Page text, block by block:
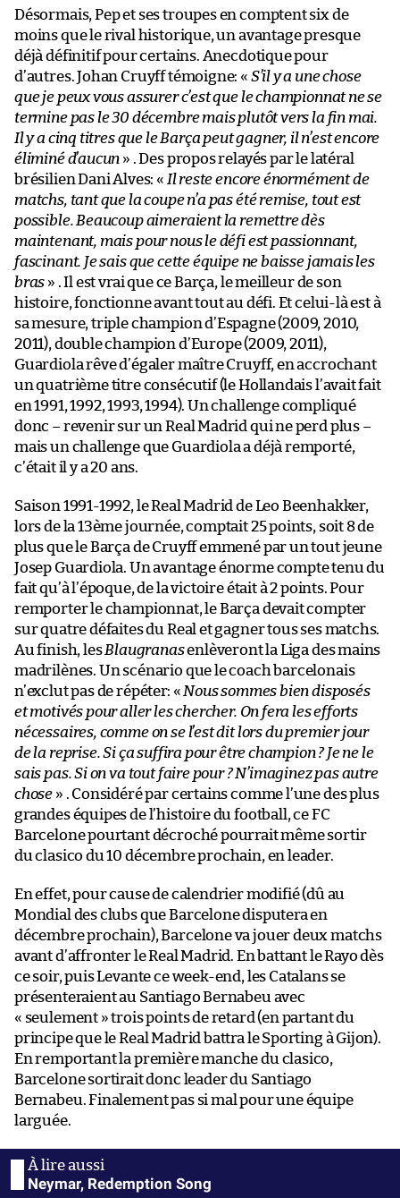
Désormais, Pep et ses troupes en comptent six de
moins que le rival historique, un avantage presque
déjà définitif pour certains. Anecdotique pour
d’autres. Johan Cruyff témoigne: « S’il y a une chose
que je peux vous assurer c’est que le championnat ne se
termine pas le 30 décembre mais plutôt vers la fin mai.
Il y a cinq titres que le Barça peut gagner, il n’est encore
éliminé d’aucun » . Des propos relayés par le latéral
brésilien Dani Alves: « Il reste encore énormément de
matchs, tant que la coupe n’a pas été remise, tout est
possible. Beaucoup aimeraient la remettre dès
maintenant, mais pour nous le défi est passionnant,
fascinant. Je sais que cette équipe ne baisse jamais les
bras » . Il est vrai que ce Barça, le meilleur de son
histoire, fonctionne avant tout au défi. Et celui-là est à
sa mesure, triple champion d’Espagne (2009, 2010,
2011), double champion d’Europe (2009, 2011),
Guardiola rêve d’égaler maître Cruyff, en accrochant
un quatrième titre consécutif (le Hollandais l’avait fait
en 1991, 1992, 1993, 1994). Un challenge compliqué
donc – revenir sur un Real Madrid qui ne perd plus –
mais un challenge que Guardiola a déjà remporté,
c’était il y a 20 ans.
Saison 1991-1992, le Real Madrid de Leo Beenhakker,
lors de la 13ème journée, comptait 25 points, soit 8 de
plus que le Barça de Cruyff emmené par un tout jeune
Josep Guardiola. Un avantage énorme compte tenu du
fait qu’à l’époque, de la victoire était à 2 points. Pour
remporter le championnat, le Barça devait compter
sur quatre défaites du Real et gagner tous ses matchs.
Au finish, lesBlaugranasenlèveront la Liga des mains
madrilènes. Un scénario que le coach barcelonais
n’exclut pas de répéter: « Nous sommes bien disposés
et motivés pour aller les chercher. On fera les efforts
nécessaires, comme on se l’est dit lors du premier jour
de la reprise. Si ça suffira pour être champion ? Je ne le
sais pas. Si on va tout faire pour ? N’imaginez pas autre
chose » . Considéré par certains comme l’une des plus
grandes équipes de l’histoire du football, ce FC
Barcelone pourtant décroché pourrait même sortir
du clasico du 10 décembre prochain, en leader.
En effet, pour cause de calendrier modifié (dû au
Mondial des clubs que Barcelone disputera en
décembre prochain), Barcelone va jouer deux matchs
avant d’affronter le Real Madrid. En battant le Rayo dès
ce soir, puis Levante ce week-end, les Catalans se
présenteraient au Santiago Bernabeu avec
« seulement » trois points de retard (en partant du
principe que le Real Madrid battra le Sporting à Gijon).
En remportant la première manche du clasico,
Barcelone sortirait donc leader du Santiago
Bernabeu. Finalement pas si mal pour une équipe
larguée.
Neymar, Redemption Song